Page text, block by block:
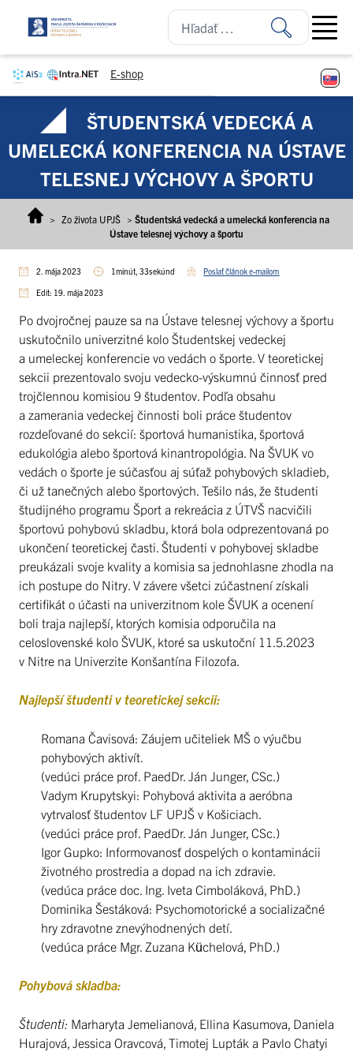
E-shop
Open
ŠTUDENTSKÁ VEDECKÁ A
UMELECKÁ KONFERENCIA NA ÚSTAVE
TELESNEJ VÝCHOVY A ŠPORTU
> Zo života UPJŠ > Študentská vedecká a umelecká konferencia na
Ústave telesnej výchovy a športu
2. mája 2023 1minút, 33sekúnd Poslať článok e-mailom
Edit: 19. mája 2023
Po dvojročnej pauze sa na Ústave telesnej výchovy a športu
uskutočnilo univerzitné kolo Študentskej vedeckej
a umeleckej konferencie vo vedách o športe. V teoretickej
sekcii prezentovalo svoju vedecko-výskumnú činnosť pred
trojčlennou komisiou 9 študentov. Podľa obsahu
a zamerania vedeckej činnosti boli práce študentov
rozdeľované do sekcií: športová humanistika, športová
edukológia alebo športová kinantropológia. Na ŠVUK vo
vedách o športe je súčasťou aj súťaž pohybových skladieb,
či už tanečných alebo športových. Tešilo nás, že študenti
študijného programu Šport a rekreácia z ÚTVŠ nacvičili
športovú pohybovú skladbu, ktorá bola odprezentovaná po
ukončení teoretickej časti. Študenti v pohybovej skladbe
preukázali svoje kvality a komisia sa jednohlasne zhodla na
ich postupe do Nitry. V závere všetci zúčastnení získali
certifikát o účasti na univerzitnom kole ŠVUK a ocenení
boli traja najlepší, ktorých komisia odporučila na
celoslovenské kolo ŠVUK, ktoré sa uskutoční 11.5.2023
v Nitre na Univerzite Konšantína Filozofa.
Najlepší študenti v teoretickej sekcii:
Romana Čavisová: Záujem učiteliek MŠ o výučbu
pohybových aktivít.
(vedúci práce prof. PaedDr. Ján Junger, CSc.)
Vadym Krupytskyi: Pohybová aktivita a aeróbna
vytrvalosť študentov LF UPJŠ v Košiciach.
(vedúci práce prof. PaedDr. Ján Junger, CSc.)
Igor Gupko: Informovanosť dospelých o kontaminácii
životného prostredia a dopad na ich zdravie.
(vedúca práce doc. Ing. Iveta Cimboláková, PhD.)
Dominika Šestáková: Psychomotorické a socializačné
hry zdravotne znevýhodnených detí.
(vedúca práce Mgr. Zuzana Küchelová, PhD.)
Pohybová skladba:
Študenti: Marharyta Jemelianová, Ellina Kasumova, Daniela
Hurajová, Jessica Oravcová, Timotej Lupták a Pavlo Chatyi